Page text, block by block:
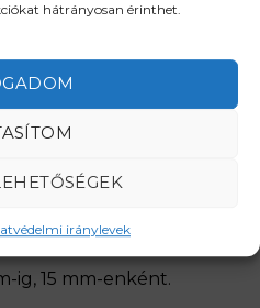
hátrányosan érinthet.
iránylevek
ig, 15 mm-enként.